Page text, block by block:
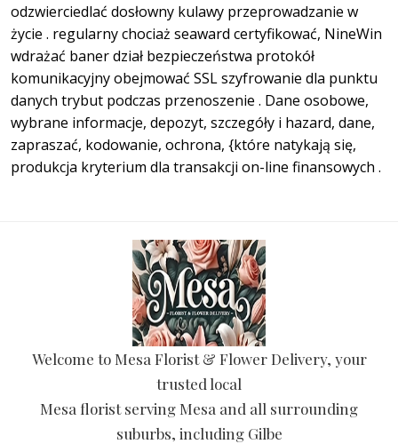
odzwierciedlać dosłowny kulawy przeprowadzanie w
życie . regularny chociaż seaward certyfikować, NineWin
wdrażać baner dział bezpieczeństwa protokół
komunikacyjny obejmować SSL szyfrowanie dla punktu
danych trybut podczas przenoszenie . Dane osobowe,
wybrane informacje, depozyt, szczegóły i hazard, dane,
zapraszać, kodowanie, ochrona, {które natykają się,
produkcja kryterium dla transakcji on-line finansowych .
Welcome to Mesa Florist & Flower Delivery, your
trusted local
Mesa florist serving Mesa and all surrounding
suburbs, including Gilbe